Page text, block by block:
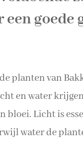
goede
planten van
en water
bloei. Licht is
water de